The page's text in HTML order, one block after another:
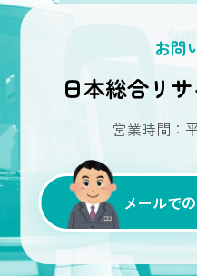
お問
日本総合リ
営業時間：
メールで